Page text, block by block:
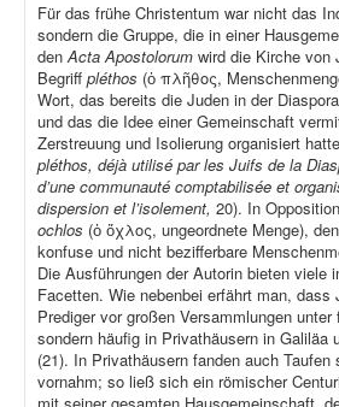
Für das frühe Christentum war nicht das
sondern die Gruppe, die in einer
denActa Apostolorum wird die Kirche von
Begriff pléthos (ὁ πλῆθος,
Wort, das bereits die Juden in der
und das die Idee einer Gemeinschaft
Zerstreuung und Isolierung organisiert
pléthos, déjà utilisé par les Juifs de la
d’une communauté comptabilisée et
dispersion et l’isolement, 20). In
ochlos (ὁ ὄχλος, ungeordnete Menge),
konfuse und nicht bezifferbare
Die Ausführungen der Autorin bieten viele
Facetten. Wie nebenbei erfährt man,
Prediger vor großen Versammlungen unter
sondern häufig in Privathäusern in Galiläa
(21). In Privathäusern fanden auch
vornahm; so ließ sich ein römischer